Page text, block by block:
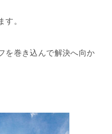
す。
を巻き込んで解決へ向か